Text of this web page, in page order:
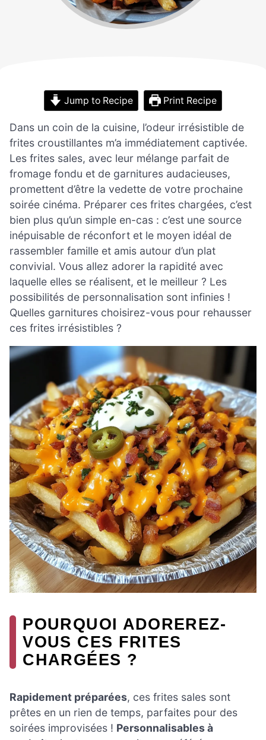
Jump to Recipe Print Recipe
Dans un coin de la cuisine, l’odeur irrésistible de
frites croustillantes m’a immédiatement captivée.
Les frites sales, avec leur mélange parfait de
fromage fondu et de garnitures audacieuses,
promettent d’être la vedette de votre prochaine
soirée cinéma. Préparer ces frites chargées, c’est
bien plus qu’un simple en-cas : c’est une source
inépuisable de réconfort et le moyen idéal de
rassembler famille et amis autour d’un plat
convivial. Vous allez adorer la rapidité avec
laquelle elles se réalisent, et le meilleur ? Les
possibilités de personnalisation sont infinies !
Quelles garnitures choisirez-vous pour rehausser
ces frites irrésistibles ?
POURQUOI ADOREREZ-
VOUS CES FRITES
CHARGÉES ?
Rapidement préparées, ces frites sales sont
prêtes en un rien de temps, parfaites pour des
soirées improvisées ! Personnalisables à